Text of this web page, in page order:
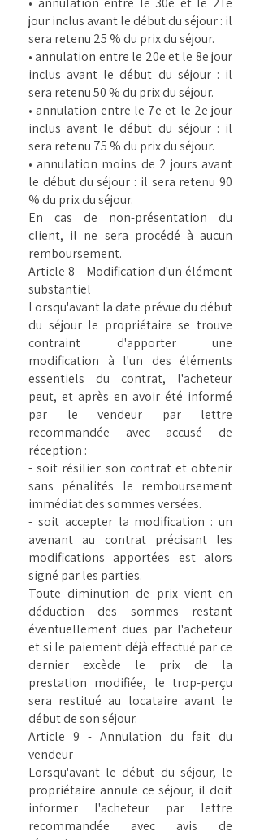
jour inclus avant le début du séjour : il
sera retenu 25 % du prix du séjour.
• annulation entre le 20e et le 8e jour
inclus avant le début du séjour : il
sera retenu 50 % du prix du séjour.
• annulation entre le 7e et le 2e jour
inclus avant le début du séjour : il
sera retenu 75 % du prix du séjour.
• annulation moins de 2 jours avant
le début du séjour : il sera retenu 90
% du prix du séjour.
En cas de non-présentation du
client, il ne sera procédé à aucun
remboursement.
Article 8 - Modification d'un élément
substantiel
Lorsqu'avant la date prévue du début
du séjour le propriétaire se trouve
contraint d'apporter une
modification à l'un des éléments
essentiels du contrat, l'acheteur
peut, et après en avoir été informé
par le vendeur par lettre
recommandée avec accusé de
réception :
- soit résilier son contrat et obtenir
sans pénalités le remboursement
immédiat des sommes versées.
- soit accepter la modification : un
avenant au contrat précisant les
modifications apportées est alors
signé par les parties.
Toute diminution de prix vient en
déduction des sommes restant
éventuellement dues par l'acheteur
et si le paiement déjà effectué par ce
dernier excède le prix de la
prestation modifiée, le trop-perçu
sera restitué au locataire avant le
début de son séjour.
Article 9 - Annulation du fait du
vendeur
Lorsqu'avant le début du séjour, le
propriétaire annule ce séjour, il doit
informer l'acheteur par lettre
recommandée avec avis de